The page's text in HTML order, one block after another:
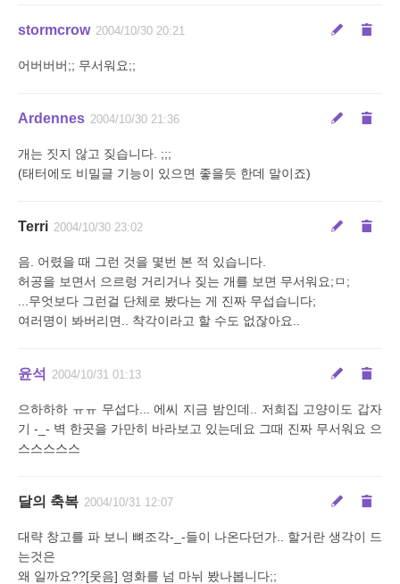
stormcrow 2004/10/30 20:21
어버버버;; 무서워요;;
Ardennes 2004/10/30 21:36
개는 짓지 않고 짖습니다. ;;;
(태터에도 비밀글 기능이 있으면 좋을듯 한데 말이죠)
Terri 2004/10/30 23:02
음. 어렸을 때 그런 것을 몇번 본 적 있습니다.
허공을 보면서 으르렁 거리거나 짖는 개를 보면 무서워요;ㅁ;
...무엇보다 그런걸 단체로 봤다는 게 진짜 무섭습니다;
여러명이 봐버리면.. 착각이라고 할 수도 없잖아요..
윤석 2004/10/31 01:13
으하하하 ㅠㅠ 무섭다... 에씨 지금 밤인데.. 저희집 고양이도 갑자
기 -_- 벽 한곳을 가만히 바라보고 있는데요 그때 진짜 무서워요 으
스스스스스
달의 축복 2004/10/31 12:07
대략 창고를 파 보니 뼈조각-_-들이 나온다던가.. 할거란 생각이 드
는것은
왜 일까요??[웃음] 영화를 넘 마뉘 봤나봅니다;;